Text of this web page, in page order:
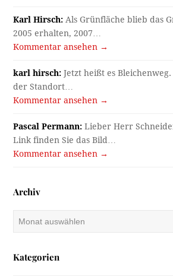
Karl Hirsch: Als Grünfläche blieb das
2005 erhalten, 2007…
Kommentar ansehen →
karl hirsch: Jetzt heißt es
der Standort…
Kommentar ansehen →
Pascal Permann: Lieber Herr
Link finden Sie das Bild…
Kommentar ansehen →
Archiv
Kategorien